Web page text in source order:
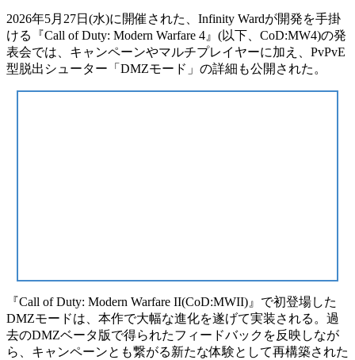
2026年5月27日(水)に開催された、Infinity Wardが開発を手掛
ける
『Call of Duty: Modern Warfare 4』(以下、CoD:MW4)の発
表会では、キャンペーンやマルチプレイヤーに加え、 PvPvE
型脱出シューター「DMZモード」 の詳細も公開された。
『Call of Duty: Modern Warfare II(CoD:MWII)』で初登場した
DMZモードは、本作で大幅な進化を遂げて実装される。過
去のDMZベータ版で得られたフィードバックを反映しなが
ら、 キャンペーンとも繋がる新たな体験として再構築された